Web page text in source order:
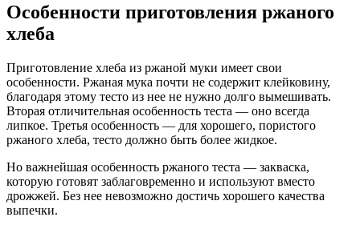
Особенности приготовления ржаного
хлеба
Приготовление хлеба из ржаной муки имеет свои
особенности. Ржаная мука почти не содержит клейковину,
благодаря этому тесто из нее не нужно долго вымешивать.
Вторая отличительная особенность теста — оно всегда
липкое. Третья особенность — для хорошего, пористого
ржаного хлеба, тесто должно быть более жидкое.
Но важнейшая особенность ржаного теста — закваска,
которую готовят заблаговременно и используют вместо
дрожжей. Без нее невозможно достичь хорошего качества
выпечки.